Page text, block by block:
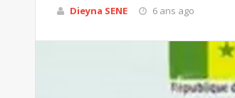
Dieyna SENE 6 ans ago